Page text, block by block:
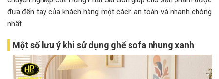
đưa đến tay của khách hàng một cách an toàn và nhanh chóng
nhất.
Một số lưu ý khi sử dụng ghế sofa nhung xanh